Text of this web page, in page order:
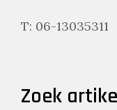
T: 06-13035311
Zoek